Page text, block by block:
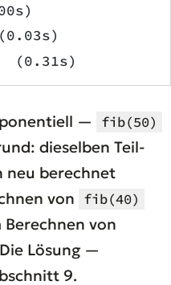
(0.31s)
— fib(50)
dieselben Teil-
neu berechnet
von fib(40)
von
Lösung —
9.